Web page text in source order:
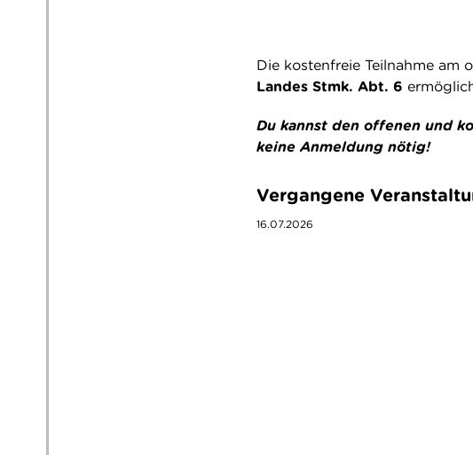
Die kostenfreie Teilnahme am
Landes Stmk. Abt. 6
Du kannst den offenen und
keine Anmeldung nötig!
Vergangene
16.07.2026